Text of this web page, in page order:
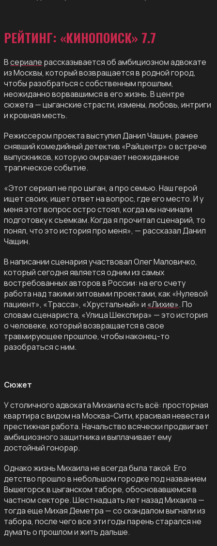
РЕЙТИНГ: «КИНОПОИСК» 7.7
Всериале рассказывается об амбициозном адвокате
из Москвы, который возвращается в родной город,
чтобы разобраться с собственным прошлым,
неожиданно ворвавшимся в его жизнь. В центре
сюжета — цыганские страсти, измены, любовь, интриги
и кровная месть.
Режиссером проекта выступил Данил Чащин, ранее
снявший комедийный детектив «Райцентр» о встрече
выпускников, которую омрачает неожиданное
трагическое событие.
«Этот сериал не про цыган, а про семью. Наш герой
ищет своих, ищет ответ на вопрос, где его место. И у
меня этот вопрос остро стоял, когда мы начинали
подготовку к съемкам. Когда я прочитал сценарий, то
понял, что это история про меня», — рассказал Данил
Чащин.
В написании сценария участвовал Олег Маловичко,
который сегодня является одним из самых
востребованных авторов в России: на его счету
работа над такими хитовыми проектами, как «Нулевой
пациент», «Трасса», «Хрустальный» и «Лихие». По
словам сценариста, «Улица Шекспира» — это история
о человеке, который возвращается в свое
травмирующее прошлое, чтобы наконец-то
разобраться с ним.
Сюжет
У столичного адвоката Михаила есть всё: просторная
квартира с видом на Москва-Сити, красивая невеста и
престижная работа. Начальство всячески продвигает
амбициозного защитника и выплачивает ему
достойный гонорар.
Однако жизнь Михаила не всегда была такой. Его
детство прошло в небольшом городке под названием
Вышегорск в цыганском таборе, обосновавшемся в
частном секторе. Шестнадцать лет назад Михаила —
тогда еще Михая Деметра — со скандалом выгнали из
табора, после чего все эти годы парень старался не
думать о прошлом и жить дальше.